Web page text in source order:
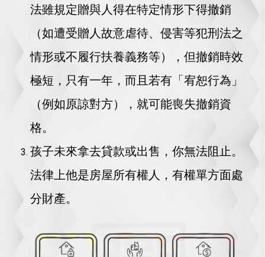
法雖規定贈與人得在特定情形下得撤銷
（如遭受贈人故意虐待、侵害等犯刑法之
情形或不履行扶養義務等），但撤銷時效
極短，只有一年，而且若有「宥恕行為」
（例如原諒對方），就可能喪失撤銷資
格。
孩子未來拿去貸款或出售，你無法阻止。
法律上他是房屋所有權人，有權單方面處
分財產。